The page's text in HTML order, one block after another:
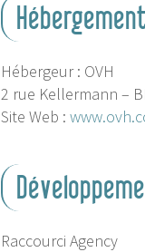
Hébergeur : OVH
2 rue Kellermann –
Site Web :
Raccourci Agency